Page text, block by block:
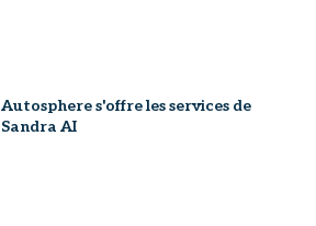
Autosphere s'offre les services de
Sandra AI